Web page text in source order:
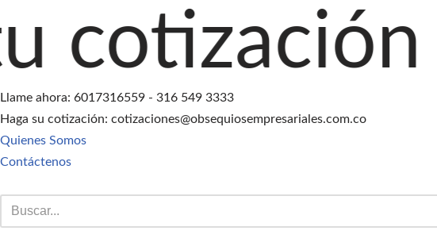
al
Llame ahora: 6017316559 - 316 549 3333
Haga su cotización: cotizaciones@obsequiosempresariales.com.co
Quienes Somos
Contáctenos